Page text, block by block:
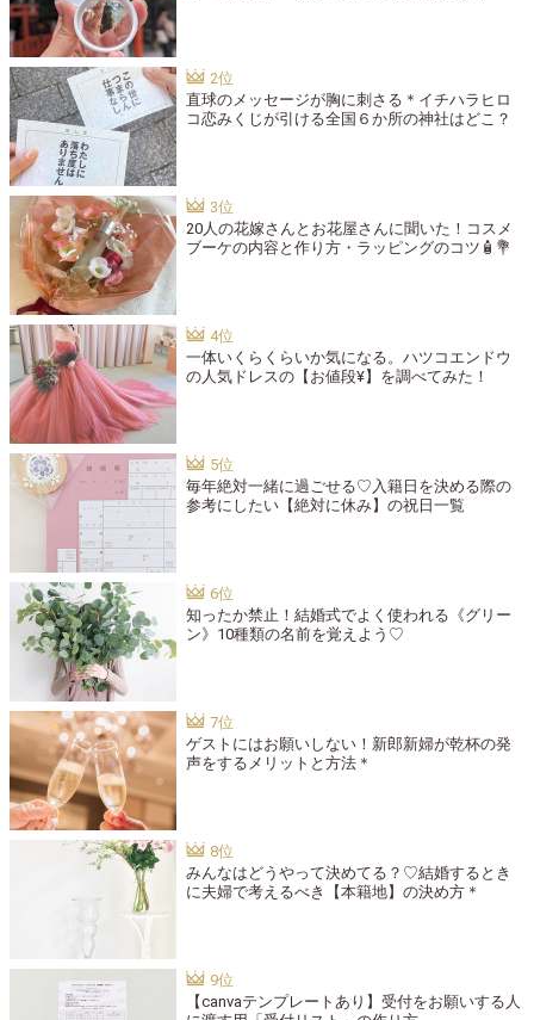
直球のメッセージが胸に刺さる＊イチハラヒロ
コ恋みくじが引ける全国６か所の神社はどこ？
20人の花嫁さんとお花屋さんに聞いた！コスメ
ブーケの内容と作り方・ラッピングのコツ🧴💐
一体いくらくらいか気になる。ハツコエンドウ
の人気ドレスの【お値段¥】を調べてみた！
毎年絶対一緒に過ごせる♡入籍日を決める際の
参考にしたい【絶対に休み】の祝日一覧
知ったか禁止！結婚式でよく使われる《グリー
ン》10種類の名前を覚えよう♡
ゲストにはお願いしない！新郎新婦が乾杯の発
声をするメリットと方法＊
みんなはどうやって決めてる？♡結婚するとき
に夫婦で考えるべき【本籍地】の決め方＊
【canvaテンプレートあり】受付をお願いする人